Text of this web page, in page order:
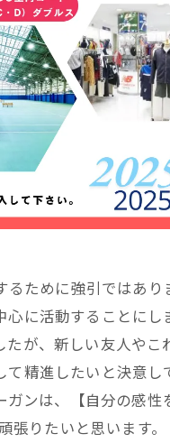
ために強引ではあり
に活動することにし
が、新しい友人やこ
精進したいと決意し
ンは、【自分の感性
張りたいと思います。